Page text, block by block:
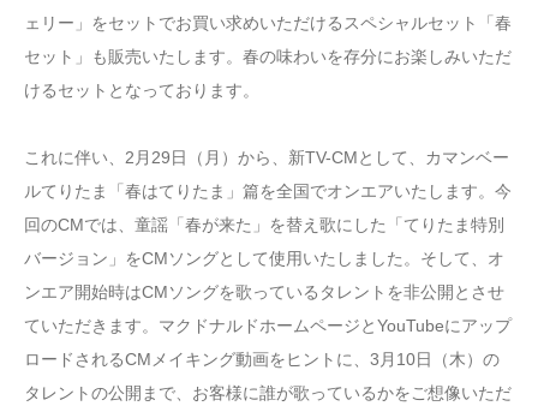
ェリー」をセットでお買い求めいただけるスペシャルセット「春
セット」も販売いたします。春の味わいを存分にお楽しみいただ
けるセットとなっております。
これに伴い、2月29日（月）から、新TV-CMとして、カマンベー
ルてりたま「春はてりたま」篇を全国でオンエアいたします。今
回のCMでは、童謡「春が来た」を替え歌にした「てりたま特別
バージョン」をCMソングとして使用いたしました。そして、オ
ンエア開始時はCMソングを歌っているタレントを非公開とさせ
ていただきます。マクドナルドホームページとYouTubeにアップ
ロードされるCMメイキング動画をヒントに、3月10日（木）の
タレントの公開まで、お客様に誰が歌っているかをご想像いただ